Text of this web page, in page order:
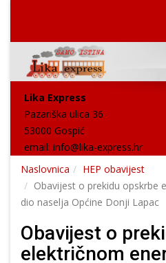
Lika Express
Pazariška ulica 36
53000 Gospić
email: info@lika-express.hr
Naslovnica
HEP obavijest
Obavijest o prekidu opskrbe
dio naselja Općine Donji Lapac
Obavijest o
električnom